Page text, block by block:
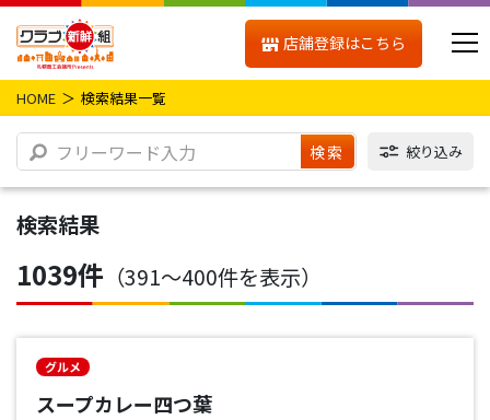
店舗登録はこちら
HOME 検索結果一覧
検索 絞り込み
検索結果
1039件 （391〜400件を表示）
グルメ
スープカレー四つ葉